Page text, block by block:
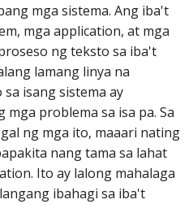
mga sistema. Ang iba't
mga application, at mga
ng teksto sa iba't
lamang linya na
isang sistema ay
problema sa isa pa. Sa
ng mga ito, maaari nating
nang tama sa lahat
Ito ay lalong mahalaga
ibahagi sa iba't